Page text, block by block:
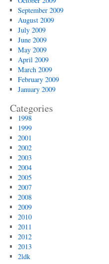
September 2009
August 2009
July 2009
June 2009
May 2009
April 2009
March 2009
February 2009
January 2009
Categories
1998
1999
2001
2002
2003
2004
2005
2007
2008
2009
2010
2011
2012
2013
2ldk